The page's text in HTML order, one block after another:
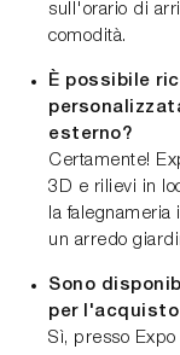
sull'orario di
comodità.
È possibile
esterno?
Certamente!
3D e rilievi in
la
un arredo
Sono
per
Sì, presso